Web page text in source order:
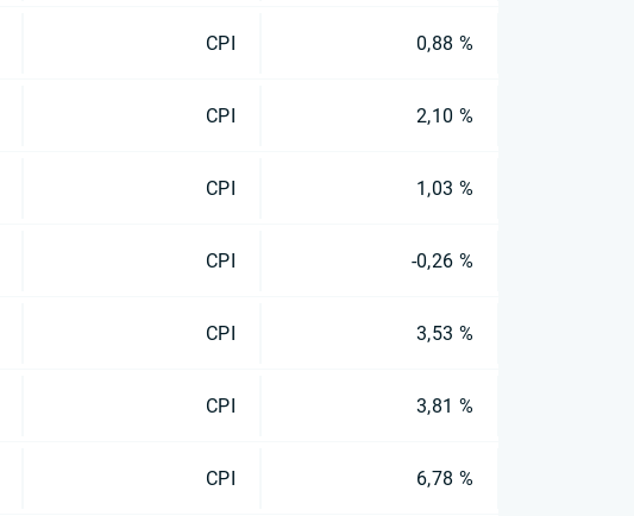
CPI 0,88 %
CPI 2,10 %
CPI 1,03 %
CPI -0,26 %
CPI 3,53 %
CPI 3,81 %
CPI 6,78 %